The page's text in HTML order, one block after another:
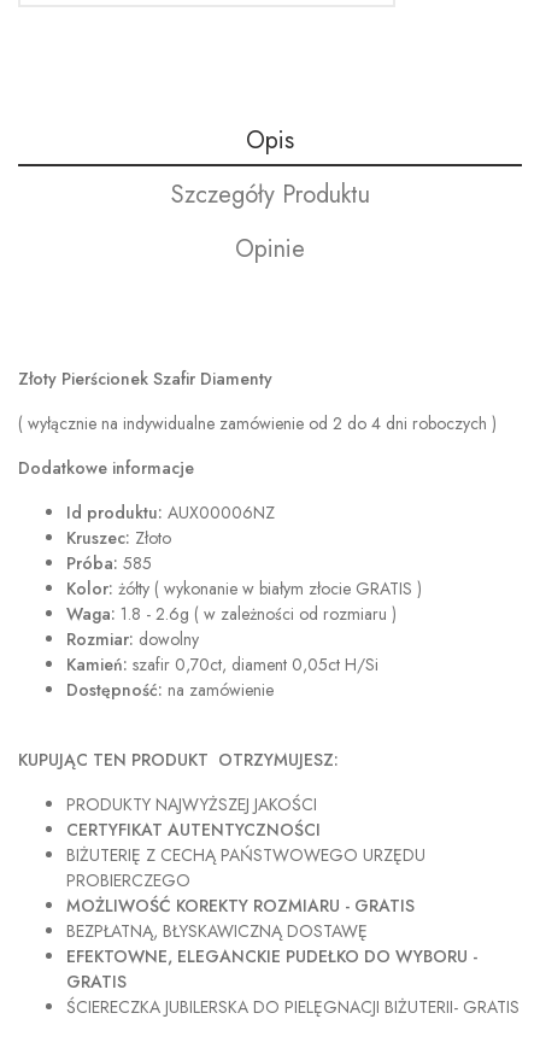
Opis
Szczegóły Produktu
Opinie
Złoty Pierścionek Szafir Diamenty
( wyłącznie na indywidualne zamówienie od 2 do 4 dni roboczych )
Dodatkowe informacje
Id produktu: AUX00006NZ
Kruszec: Złoto
Próba: 585
Kolor: żółty ( wykonanie w białym złocie GRATIS )
Waga: 1.8 - 2.6g ( w zależności od rozmiaru )
Rozmiar: dowolny
Kamień: szafir 0,70ct, diament 0,05ct H/Si
Dostępność: na zamówienie
KUPUJĄC TEN PRODUKT OTRZYMUJESZ:
PRODUKTY NAJWYŻSZEJ JAKOŚCI
CERTYFIKAT AUTENTYCZNOŚCI
BIŻUTERIĘ Z CECHĄ PAŃSTWOWEGO URZĘDU
PROBIERCZEGO
MOŻLIWOŚĆ KOREKTY ROZMIARU - GRATIS
BEZPŁATNĄ, BŁYSKAWICZNĄ DOSTAWĘ
EFEKTOWNE, ELEGANCKIE PUDEŁKO DO WYBORU -
GRATIS
ŚCIERECZKA JUBILERSKA DO PIELĘGNACJI BIŻUTERII- GRATIS